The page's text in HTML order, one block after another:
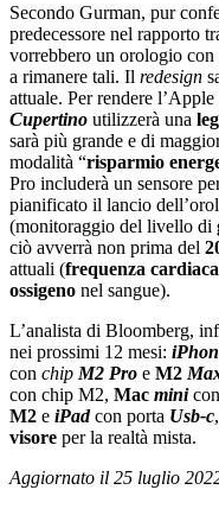
Secondo Gurman, pur
predecessore nel rapporto
vorrebbero un orologio con
a rimanere tali. Il redesign
attuale. Per rendere
Cupertino utilizzerà una
sarà più grande e di
modalità “risparmio
Pro includerà un sensore
pianificato il lancio
(monitoraggio del livello di
ciò avverrà non prima del
attuali (frequenza cardiaca
ossigeno nel sangue).
L’analista di Bloomberg,
nei prossimi 12 mesi:
con chip M2 Pro e M2
con chip M2, Mac mini
M2 e iPadcon porta Usb-c,
visore per la realtà mista.
Aggiornato il 25 luglio